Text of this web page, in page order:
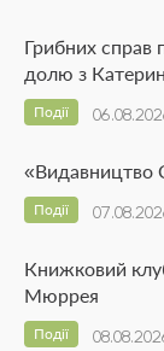
Грибних справ
долю з
Події
«Видавництво
Події
Книжковий
Мюррея
Події